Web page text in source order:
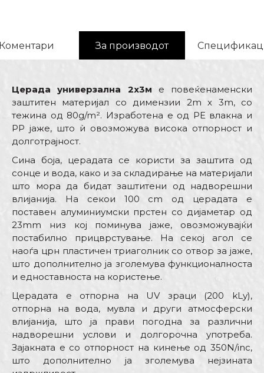
За производот
Церада универзална 2x3м е повеќенаменски
заштитен материјал со димензии 2m x 3m, со
тежина од 80g/m². Изработена е од PE влакна и
PP јаже, што ѝ овозможува висока отпорност и
долготрајност.
Сина боја, церадата се користи за заштита од
сонце и вода, како и за складирање на материјали
што мора да бидат заштитени од надворешни
влијанија. На секои 100 cm од церадата е
поставен алуминиумски прстен со дијаметар од
23mm низ кој поминува јаже, овозможувајќи
постабилно прицврстување. На секој агол се
наоѓа црн пластичен триаголник со отвор за јаже,
што дополнително ја зголемува функционалноста
и едноставноста на користење.
Церадата е отпорна на UV зраци (200 kLy),
отпорна на вода, мувла и други атмосферски
влијанија, што ја прави погодна за различни
надворешни услови и долгорочна употреба.
Зајакната е со отпорност на кинење од 350N/inc,
што дополнително ја зголемува нејзината